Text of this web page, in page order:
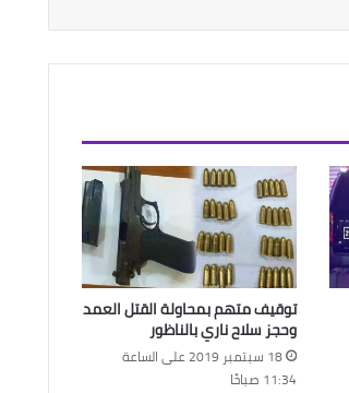
توقيف متهم بمحاولة القتل العمد
وحجز سلاح ناري بالناظور
18 سبتمبر 2019 على الساعة
11:34 صباحًا